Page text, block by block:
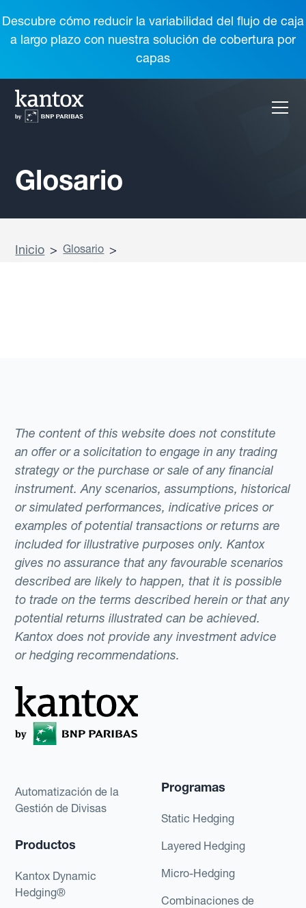
Descubre cómo reducir la variabilidad del flujo de caja
a largo plazo con nuestra solución de cobertura por
capas
Glosario
Inicio > Glosario >
The content of this website does not constitute
an offer or a solicitation to engage in any trading
strategy or the purchase or sale of any financial
instrument. Any scenarios, assumptions, historical
or simulated performances, indicative prices or
examples of potential transactions or returns are
included for illustrative purposes only. Kantox
gives no assurance that any favourable scenarios
described are likely to happen, that it is possible
to trade on the terms described herein or that any
potential returns illustrated can be achieved.
Kantox does not provide any investment advice
or hedging recommendations.
Automatización de la
Gestión de Divisas
Productos
Kantox Dynamic
Hedging®
Programas
Static Hedging
Layered Hedging
Micro-Hedging
Combinaciones de